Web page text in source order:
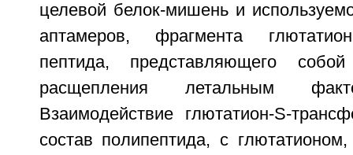
целевой белок-мишень и
аптамеров, фрагмента
пептида, представляющего
расщепления летальным
Взаимодействие глютатион-S-
состав полипептида, с